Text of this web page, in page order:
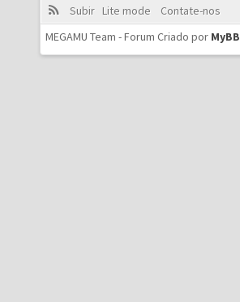
Subir Lite mode
Contate-nos
MEGAMU Team - Forum Criado por MyBB